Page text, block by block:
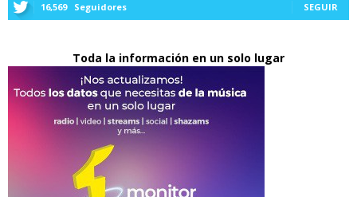
16,569 Seguidores SEGUIR
Toda la información en un solo lugar